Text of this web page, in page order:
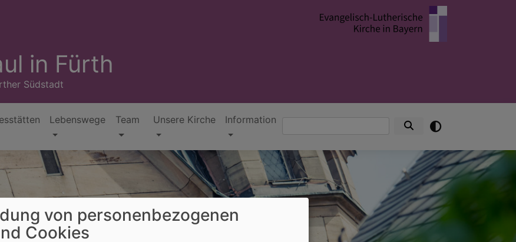
in Fürth
Südstadt
Lebenswege Team Unsere Kirche InformationSuche
von personenbezogenen
Cookies